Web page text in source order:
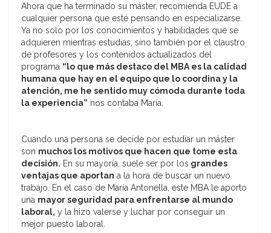
Ahora que ha terminado su máster, recomienda EUDE a
cualquier persona que esté pensando en especializarse.
Ya no solo por los conocimientos y habilidades que se
adquieren mientras estudias, sino también por el claustro
de profesores y los contenidos actualizados del
programa “lo que más destaco del MBA es la calidad
humana que hay en el equipo que lo coordina y la
atención, me he sentido muy cómoda durante toda
la experiencia” nos contaba María.
Cuando una persona se decide por estudiar un máster
son muchos los motivos que hacen que tome esta
decisión. En su mayoría, suele ser por los grandes
ventajas que aportan a la hora de buscar un nuevo
trabajo. En el caso de María Antonella, este MBA le aporto
una mayor seguridad para enfrentarse al mundo
laboral, y la hizo valerse y luchar por conseguir un
mejor puesto laboral.